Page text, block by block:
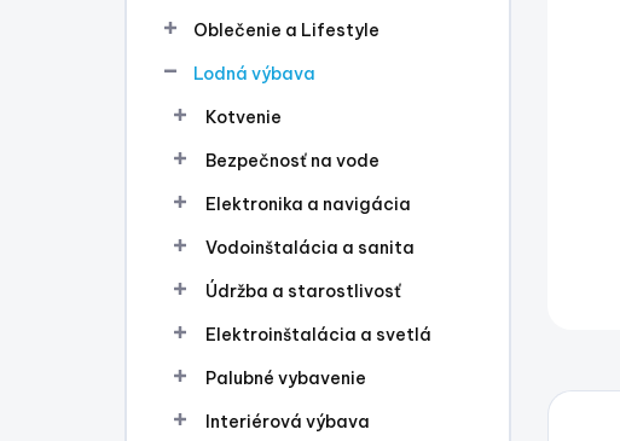
Oblečenie a Lifestyle
Lodná výbava
Kotvenie
Bezpečnosť na vode
Elektronika a navigácia
Vodoinštalácia a sanita
Údržba a starostlivosť
Elektroinštalácia a svetlá
Palubné vybavenie
Interiérová výbava